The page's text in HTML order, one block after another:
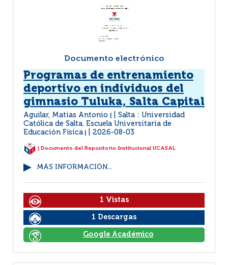
Documento electrónico
Programas de entrenamiento
deportivo en individuos del
gimnasio Tuluka, Salta Capital
Aguilar, Matias Antonio
Salta : Universidad
Católica de Salta. Escuela Universitaria de
Educación Física
2026-08-03
| Documento del Repositorio Institucional UCASAL
MÁS INFORMACIÓN...
1 Vistas
1 Descargas
Google Académico